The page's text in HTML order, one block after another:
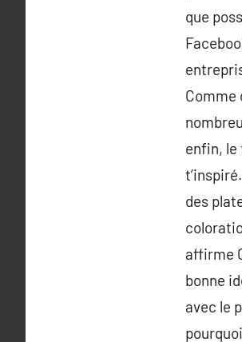
que
Comme
enfin, le
des
affirme
bonne
avec le